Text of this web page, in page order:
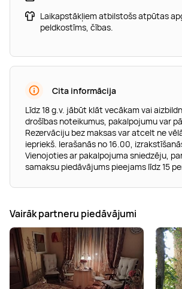
Laikapstākļiem atbilstošs atpūtas
peldkostīms, čības.
Cita informācija
Līdz 18 g.v. jābūt klāt vecākam vai
drošības noteikumus, pakalpojumu var
Rezervāciju bez maksas var atcelt ne
iepriekš. Ierašanās no 16.00,
Vienojoties ar pakalpojuma sniedzēju,
samaksu piedāvājums pieejams līdz 15
Vairāk partneru piedāvājumi